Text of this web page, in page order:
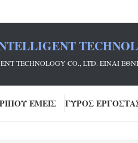
TECHNOLOGY CO., LTD.
ΕΜΕΊΣ